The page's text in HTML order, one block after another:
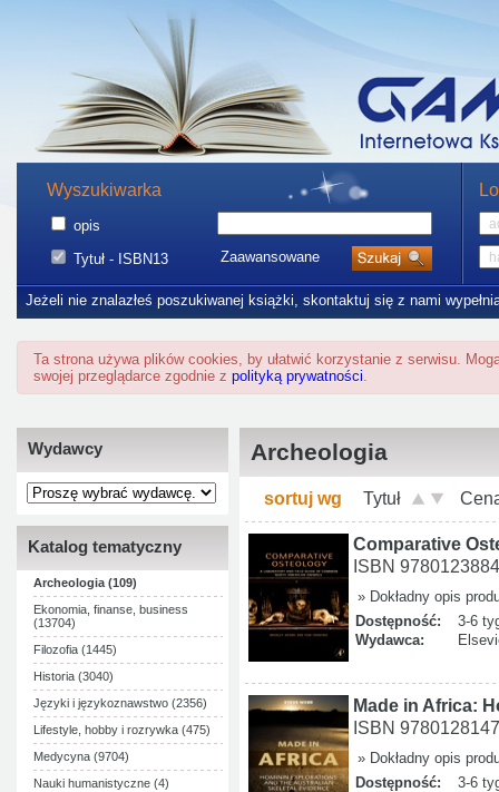
Wyszukiwarka
opis
Tytuł - ISBN13
Zaawansowane
Jeżeli nie znalazłeś poszukiwanej książki, skontaktuj się z nami
Ta strona używa plików cookies, by ułatwić korzystanie z serwisu.
swojej przeglądarce zgodnie z polityką prywatności.
Wydawcy
Katalog tematyczny
Archeologia (109)
Ekonomia, finanse, business
(13704)
Filozofia (1445)
Historia (3040)
Języki i językoznawstwo (2356)
Lifestyle, hobby i rozrywka (475)
Medycyna (9704)
Nauki humanistyczne (4)
Archeologia
sortuj wg Tytuł
Comparative
ISBN
» Dokładny opis
Dostępność:
3-6
Wydawca:
Made in Africa:
ISBN
» Dokładny opis
Dostępność:
3-6